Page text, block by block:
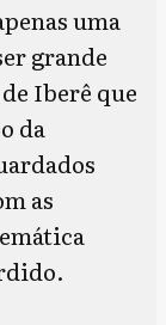
uma
grande
Iberê que
da
as